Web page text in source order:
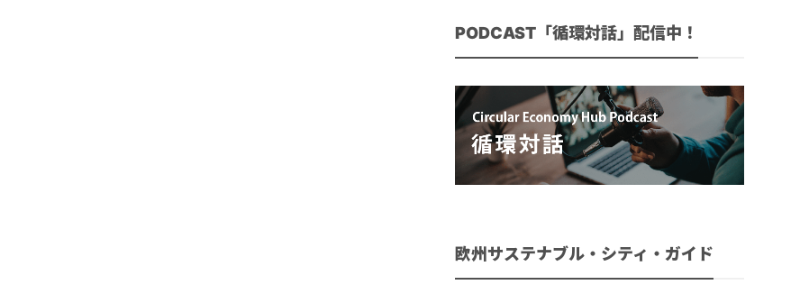
PODCAST「循環対話」配信中！
欧州サステナブル・シティ・ガイド